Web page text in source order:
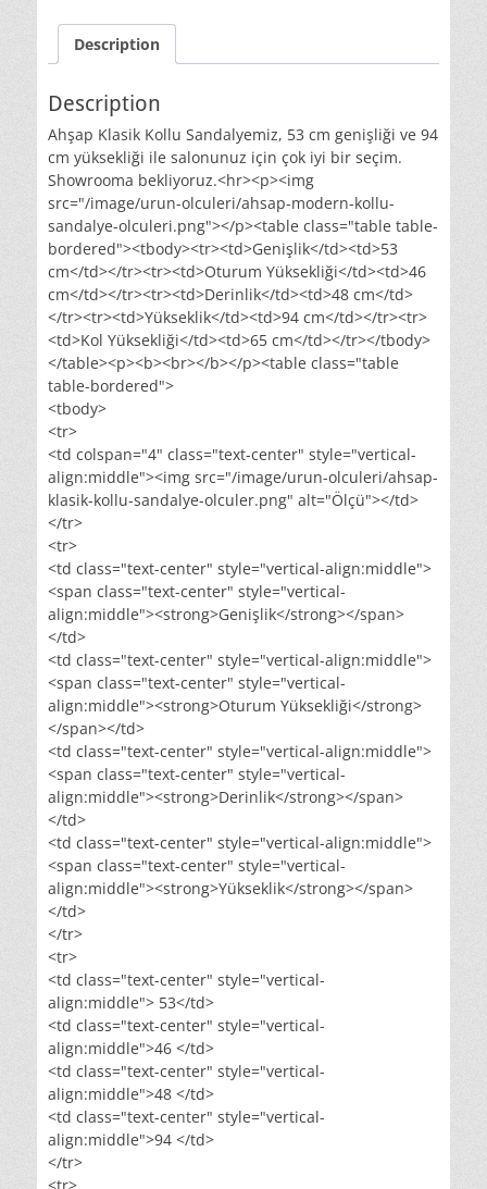
Description
Description
Ahşap Klasik Kollu Sandalyemiz, 53 cm genişliği ve 94
cm yüksekliği ile salonunuz için çok iyi bir seçim.
Showrooma bekliyoruz.<hr><p><img
src="/image/urun-olculeri/ahsap-modern-kollu-
sandalye-olculeri.png"></p><table class="table table-
bordered"><tbody><tr><td>Genişlik</td><td>53
cm</td></tr><tr><td>Oturum Yüksekliği</td><td>46
cm</td></tr><tr><td>Derinlik</td><td>48 cm</td>
</tr><tr><td>Yükseklik</td><td>94 cm</td></tr><tr>
<td>Kol Yüksekliği</td><td>65 cm</td></tr></tbody>
</table><p><b><br></b></p><table class="table
table-bordered">
<tbody>
<tr>
<td colspan="4" class="text-center" style="vertical-
align:middle"><img src="/image/urun-olculeri/ahsap-
klasik-kollu-sandalye-olculer.png" alt="Ölçü"></td>
</tr>
<tr>
<td class="text-center" style="vertical-align:middle">
<span class="text-center" style="vertical-
align:middle"><strong>Genişlik</strong></span>
</td>
<td class="text-center" style="vertical-align:middle">
<span class="text-center" style="vertical-
align:middle"><strong>Oturum Yüksekliği</strong>
</span></td>
<td class="text-center" style="vertical-align:middle">
<span class="text-center" style="vertical-
align:middle"><strong>Derinlik</strong></span>
</td>
<td class="text-center" style="vertical-align:middle">
<span class="text-center" style="vertical-
align:middle"><strong>Yükseklik</strong></span>
</td>
</tr>
<tr>
<td class="text-center" style="vertical-
align:middle"> 53</td>
<td class="text-center" style="vertical-
align:middle">46 </td>
<td class="text-center" style="vertical-
align:middle">48 </td>
<td class="text-center" style="vertical-
align:middle">94 </td>
</tr>
<tr>